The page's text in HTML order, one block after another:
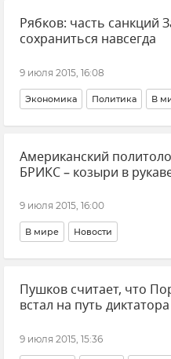
Рябков: часть санкций
сохраниться навсегда
9 июля 2015, 16:08
Экономика Политика В
Общество
Американский
БРИКС – козыри в
9 июля 2015, 16:00
В мире Новости
Пушков считает, что
встал на путь диктатора
9 июля 2015, 15:36